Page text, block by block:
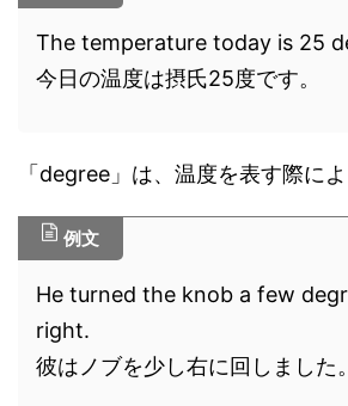
The temperature today is 25
今日の温度は摂氏25度です。
「degree」は、温度を表す際に
例文
He turned the knob a few
right.
彼はノブを少し右に回しました。